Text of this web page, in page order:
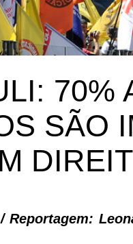
70%
SÃO
/ Reportagem: